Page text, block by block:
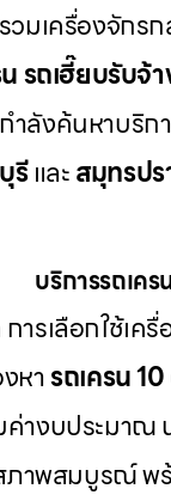
มเครื่องจักร
น รถเฮี๊ยบรับ
ลังค้นหาบริก
รีและสมุทรปร
บริการรถเค
รเลือกใช้เค
หารถเครน 10
างบประมาณ
ภาพสมบูรณ์ พ